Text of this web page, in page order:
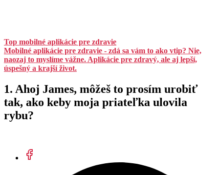
Top mobilné aplikácie pre zdravie
Mobilné aplikácie pre zdravie - zdá sa vám to ako vtip? Nie,
naozaj to myslíme vážne. Aplikácie pre zdravý, ale aj lepší,
úspešný a krajší život.
1. Ahoj James, môžeš to prosím urobiť
tak, ako keby moja priateľka ulovila
rybu?